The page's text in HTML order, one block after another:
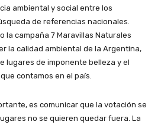
ambiental y social entre los
de referencias nacionales.
la campaña 7 Maravillas Naturales
la calidad ambiental de la Argentina,
lugares de imponente belleza y el
contamos en el país.
es comunicar que la votación se
no se quieren quedar fuera. La